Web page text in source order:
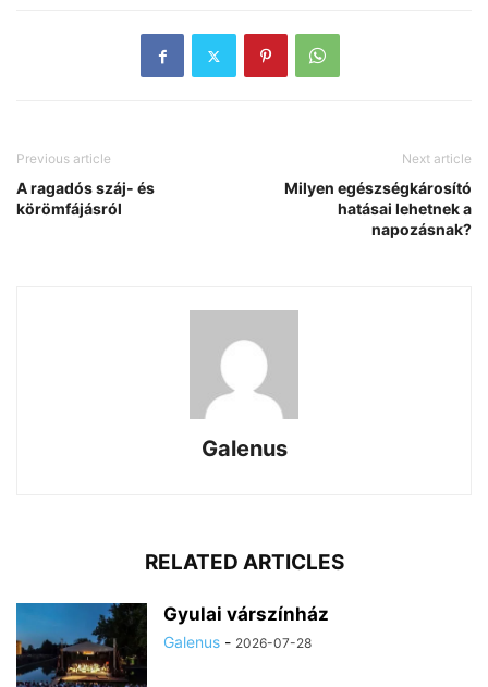
Previous article
A ragadós száj- és
körömfájásról
Next article
Milyen egészségkárosító
hatásai lehetnek a
napozásnak?
Galenus
RELATED ARTICLES
Gyulai várszínház
Galenus - 2026-07-28